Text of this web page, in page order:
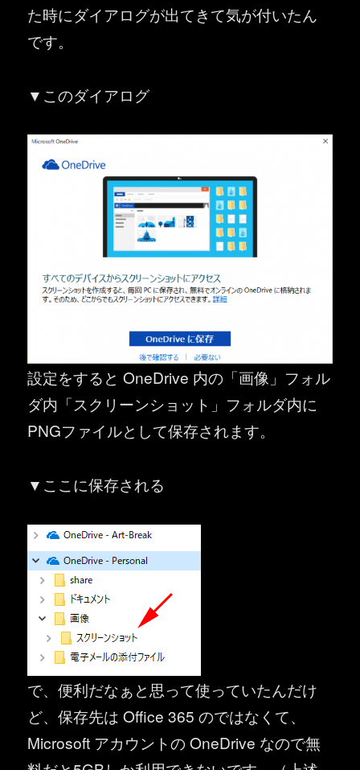
た時にダイアログが出てきて気が付いたん
です。
▼このダイアログ
設定をすると OneDrive 内の「画像」フォル
ダ内「スクリーンショット」フォルダ内に
PNGファイルとして保存されます。
▼ここに保存される
で、便利だなぁと思って使っていたんだけ
ど、保存先は Office 365 のではなくて、
Microsoft アカウントの OneDrive なので無